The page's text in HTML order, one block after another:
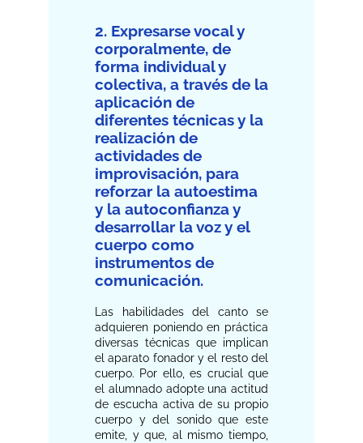
2. Expresarse vocal y
corporalmente, de
forma individual y
colectiva, a través de la
aplicación de
diferentes técnicas y la
realización de
actividades de
improvisación, para
reforzar la autoestima
y la autoconfianza y
desarrollar la voz y el
cuerpo como
instrumentos de
comunicación.
Las habilidades del canto se
adquieren poniendo en práctica
diversas técnicas que implican
el aparato fonador y el resto del
cuerpo. Por ello, es crucial que
el alumnado adopte una actitud
de escucha activa de su propio
cuerpo y del sonido que este
emite, y que, al mismo tiempo,